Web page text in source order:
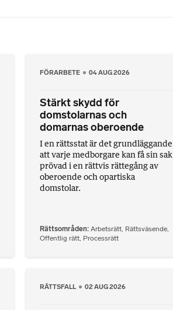
FÖRARBETE 04 AUG 2026
Stärkt skydd för
domstolarnas och
domarnas oberoende
I en rättsstat är det grundläggande
att varje medborgare kan få sin sak
prövad i en rättvis rättegång av
oberoende och opartiska
domstolar.
Rättsområden Arbetsrätt, Rättsväsende,
Offentlig rätt, Processrätt
RÄTTSFALL 02 AUG 2026